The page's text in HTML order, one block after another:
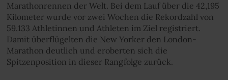
Marathonrennen der Welt. Bei dem Lauf über die 42,195
Kilometer wurde vor zwei Wochen die Rekordzahl von
59.133 Athletinnen und Athleten im Ziel registriert.
Damit überflügelten die New Yorker den London-
Marathon deutlich und eroberten sich die
Spitzenposition in dieser Rangfolge zurück.